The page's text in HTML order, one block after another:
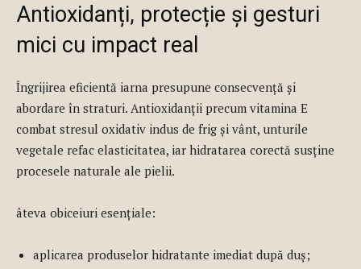
Antioxidanți, protecție și gesturi
mici cu impact real
Îngrijirea eficientă iarna presupune consecvență și
abordare în straturi. Antioxidanții precum vitamina E
combat stresul oxidativ indus de frig și vânt, unturile
vegetale refac elasticitatea, iar hidratarea corectă susține
procesele naturale ale pielii.
âteva obiceiuri esențiale:
aplicarea produselor hidratante imediat după duș;